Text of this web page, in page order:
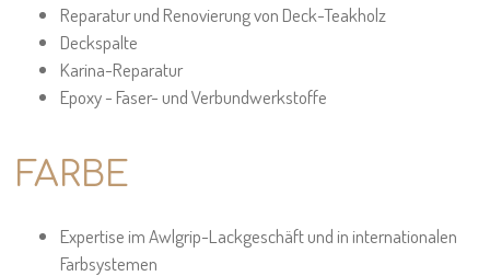
Reparatur und Renovierung von Deck-Teakholz
Deckspalte
Karina-Reparatur
Epoxy - Faser- und Verbundwerkstoffe
FARBE
Expertise im Awlgrip-Lackgeschäft und in internationalen
Farbsystemen